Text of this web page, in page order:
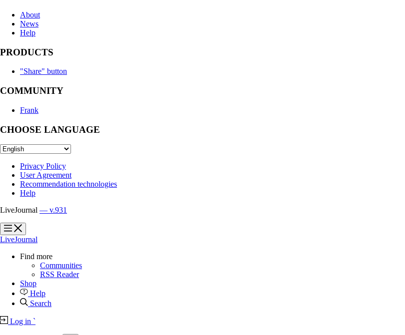
About
News
Help
PRODUCTS
"Share" button
COMMUNITY
Frank
CHOOSE LANGUAGE
Privacy Policy
User Agreement
Recommendation technologies
Help
LiveJournal — v.931
?
?
LiveJournal
Find more
Communities
RSS Reader
Shop
Help
Search
Log in `